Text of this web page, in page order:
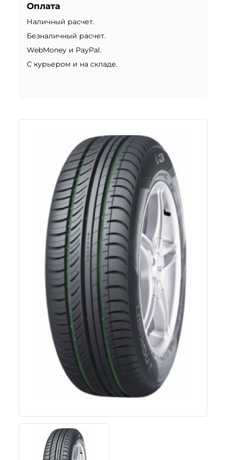
Оплата
Наличный расчет.
Безналичный расчет.
WebMoney и PayPal.
С курьером и на складе.